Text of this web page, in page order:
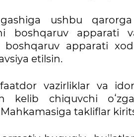
ushbu
boshqaruv apparati
boshqaruv apparati
etilsin.
vazirliklar va
kelib chiquvchi
takliflar